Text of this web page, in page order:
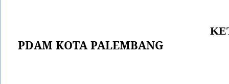
PDAM KOTA PALEMBANG